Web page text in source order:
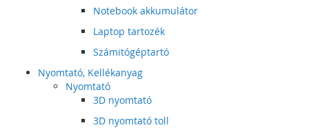
Notebook akkumulátor
Laptop tartozék
Számitógéptartó
Nyomtató, Kellékanyag
Nyomtató
3D nyomtató
3D nyomtató toll